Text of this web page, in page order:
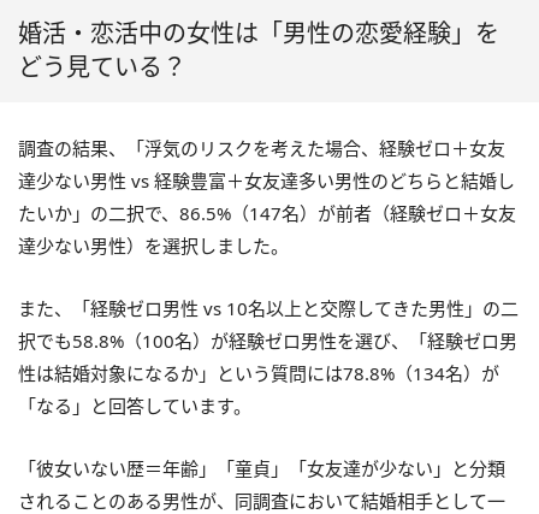
婚活・恋活中の女性は「男性の恋愛経験」を
どう見ている？
調査の結果、「浮気のリスクを考えた場合、経験ゼロ＋女友
達少ない男性 vs 経験豊富＋女友達多い男性のどちらと結婚し
たいか」の二択で、86.5%（147名）が前者（経験ゼロ＋女友
達少ない男性）を選択しました。
また、「経験ゼロ男性 vs 10名以上と交際してきた男性」の二
択でも58.8%（100名）が経験ゼロ男性を選び、「経験ゼロ男
性は結婚対象になるか」という質問には78.8%（134名）が
「なる」と回答しています。
「彼女いない歴＝年齢」「童貞」「女友達が少ない」と分類
されることのある男性が、同調査において結婚相手として一